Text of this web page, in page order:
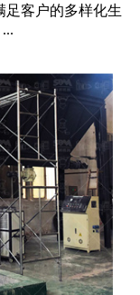
足客户的多样化生